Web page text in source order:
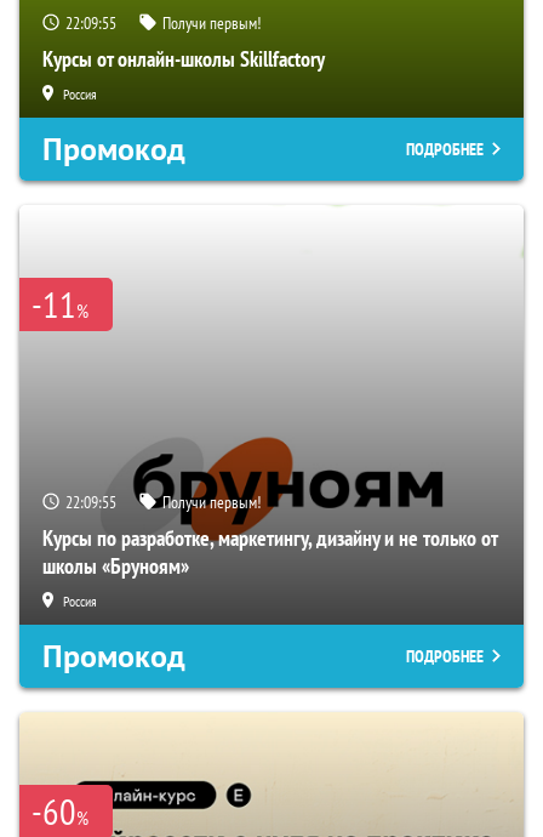
22:09:54 Получи первым!
Курсы от онлайн-школы Skillfactory
Россия
Промокод ПОДРОБНЕЕ
-11%
22:09:54 Получи первым!
Курсы по разработке, маркетингу, дизайну и не только от
школы «Бруноям»
Россия
Промокод ПОДРОБНЕЕ
-60%